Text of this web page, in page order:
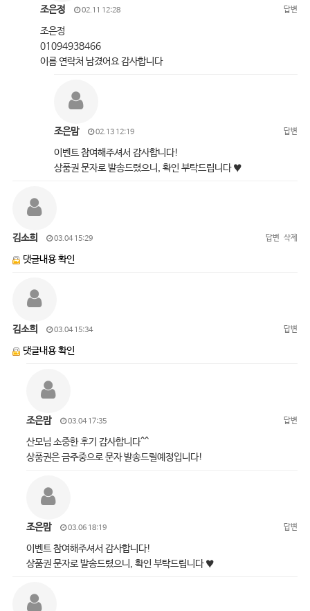
조은정 02.11 12:28 답변
조은정
01094938466
이름 연락처 남겼어요 감사합니다
조은맘 02.13 12:19 답변
이벤트 참여해주셔서 감사합니다!
상품권 문자로 발송드렸으니, 확인 부탁드립니다 ♥
김소희 03.04 15:29 답변 삭제
댓글내용 확인
김소희 03.04 15:34 답변
댓글내용 확인
조은맘 03.04 17:35 답변
산모님 소중한 후기 감사합니다^^
상품권은 금주중으로 문자 발송드릴예정입니다!
조은맘 03.06 18:19 답변
이벤트 참여해주셔서 감사합니다!
상품권 문자로 발송드렸으니, 확인 부탁드립니다 ♥